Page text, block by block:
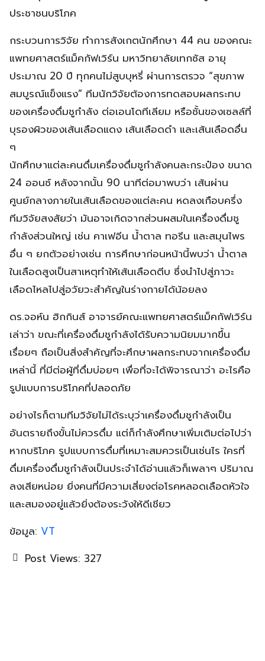
ประชาชนบริโภค
กระบวนการวิจัย ทำการสังเกตนักศึกษา 44 คน ของคณะ
แพทยศาสตร์แม็คกัฟเวิร์น มหาวิทยาลัยเทกซัส อายุ
ประมาณ 20 ปี ทุกคนไม่สูบบุหรี่ ผ่านการตรวจ “สุขภาพ
สมบูรณ์แข็งแรง” ทีมนักวิจัยต้องการทดสอบผลกระทบ
ของเครื่องดื่มชูกำลัง ต่อเอนโดทีเลียม หรือชั้นของเซลล์ที่
บุรองผิวของเส้นเลือดแดง เส้นเลือดดำ และเส้นเลือดอื่น
ๆ
นักศึกษาแต่ละคนดื่มเครื่องดื่มชูกำลังคนละกระป๋อง ขนาด
24 ออนซ์ หลังจากนั้น 90 นาทีต่อมาพบว่า เส้นผ่าน
ศูนย์กลางภายในเส้นเลือดของแต่ละคน หดลงเกือบครึ่ง
ทีมวิจัยสงสัยว่า มันอาจเกิดจากส่วนผสมในเครื่องดื่มชู
กำลังส่วนใหญ่ เช่น คาเฟอีน น้ำตาล ทอรีน และสมุนไพร
อื่น ๆ ยกตัวอย่างเช่น การศึกษาก่อนหน้านี้พบว่า น้ำตาล
ในเลือดสูงเป็นสาเหตุทำให้เส้นเลือดตีบ ซึ่งนำไปสู่ภาวะ
เลือดไหลไปสู่อวัยวะสำคัญในร่างกายได้น้อยลง
ดร.จอห์น ฮิกกินส์ อาจารย์คณะแพทยศาสตร์แม็คกัฟเวิร์น
เล่าว่า ขณะที่เครื่องดื่มชูกำลังได้รับความนิยมมากขึ้น
เรื่อยๆ ถือเป็นสิ่งสำคัญที่จะศึกษาผลกระทบจากเครื่องดื่ม
เหล่านี้ ที่มีต่อผู้ที่ดื่มบ่อยๆ เพื่อที่จะได้พิจารณาว่า อะไรคือ
รูปแบบการบริโภคที่ปลอดภัย
อย่างไรก็ตามทีมวิจัยไม่ได้ระบุว่าเครื่องดื่มชูกำลังเป็น
อันตรายถึงขั้นไม่ควรดื่ม แต่ก็กำลังศึกษาเพิ่มเติมต่อไปว่า
หากบริโภค รูปแบบการดื่มที่เหมาะสมควรเป็นเช่นไร ใครที่
ดื่มเครื่องดื่มชูกำลังเป็นประจำได้อ่านแล้วก็เพลาๆ ปริมาณ
ลงเสียหน่อย ยิ่งคนที่มีความเสี่ยงต่อโรคหลอดเลือดหัวใจ
และสมองอยู่แล้วยิ่งต้องระวังให้ดีเชียว
ข้อมูล: VT
Post Views: 327